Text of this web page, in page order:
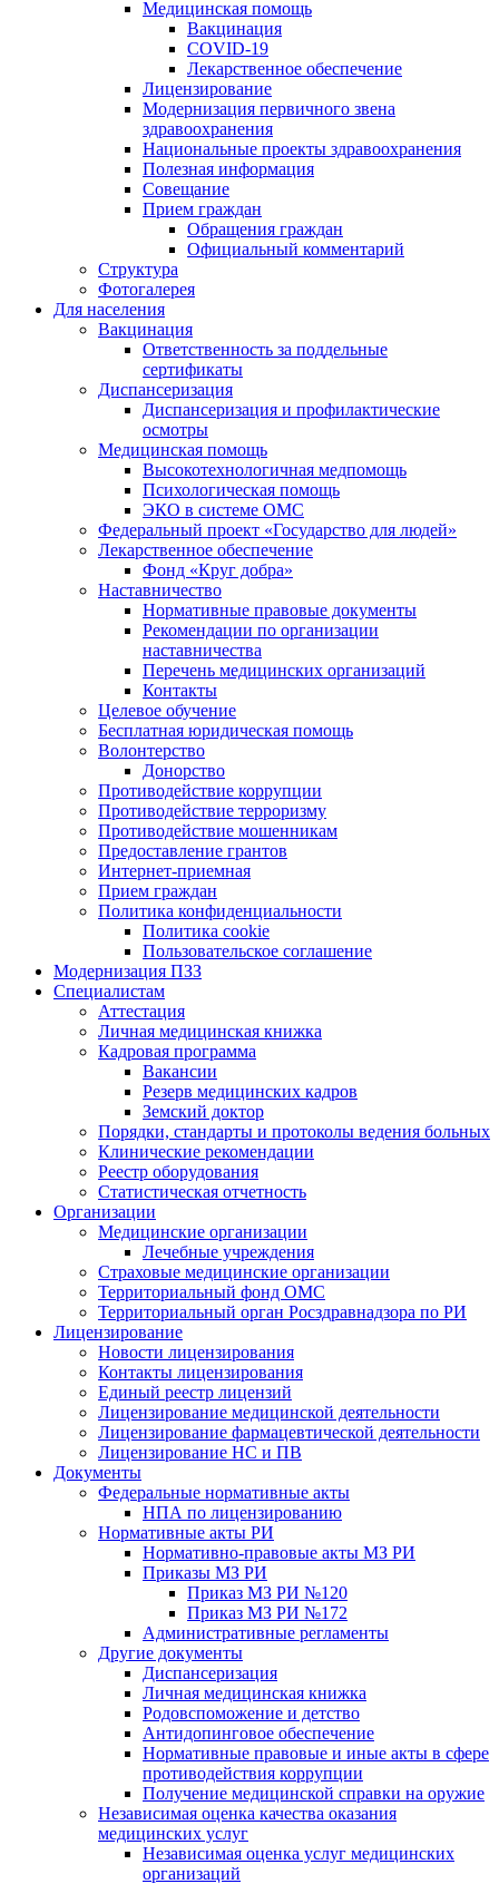
Медицинская помощь
Вакцинация
COVID-19
Лекарственное обеспечение
Лицензирование
Модернизация первичного звена
здравоохранения
Национальные проекты здравоохранения
Полезная информация
Совещание
Прием граждан
Обращения граждан
Официальный комментарий
Структура
Фотогалерея
Для населения
Вакцинация
Ответственность за поддельные
сертификаты
Диспансеризация
Диспансеризация и профилактические
осмотры
Медицинская помощь
Высокотехнологичная медпомощь
Психологическая помощь
ЭКО в системе ОМС
Федеральный проект «Государство для людей»
Лекарственное обеспечение
Фонд «Круг добра»
Наставничество
Нормативные правовые документы
Рекомендации по организации
наставничества
Перечень медицинских организаций
Контакты
Целевое обучение
Бесплатная юридическая помощь
Волонтерство
Донорство
Противодействие коррупции
Противодействие терроризму
Противодействие мошенникам
Предоставление грантов
Интернет-приемная
Прием граждан
Политика конфиденциальности
Политика cookie
Пользовательское соглашение
Модернизация ПЗЗ
Специалистам
Аттестация
Личная медицинская книжка
Кадровая программа
Вакансии
Резерв медицинских кадров
Земский доктор
Порядки, стандарты и протоколы ведения больных
Клинические рекомендации
Реестр оборудования
Статистическая отчетность
Организации
Медицинские организации
Лечебные учреждения
Страховые медицинские организации
Территориальный фонд ОМС
Территориальный орган Росздравнадзора по РИ
Лицензирование
Новости лицензирования
Контакты лицензирования
Единый реестр лицензий
Лицензирование медицинской деятельности
Лицензирование фармацевтической деятельности
Лицензирование НС и ПВ
Документы
Федеральные нормативные акты
НПА по лицензированию
Нормативные акты РИ
Нормативно-правовые акты МЗ РИ
Приказы МЗ РИ
Приказ МЗ РИ №120
Приказ МЗ РИ №172
Административные регламенты
Другие документы
Диспансеризация
Личная медицинская книжка
Родовспоможение и детство
Антидопинговое обеспечение
Нормативные правовые и иные акты в сфере
противодействия коррупции
Получение медицинской справки на оружие
Независимая оценка качества оказания
медицинских услуг
Независимая оценка услуг медицинскиx
организаций